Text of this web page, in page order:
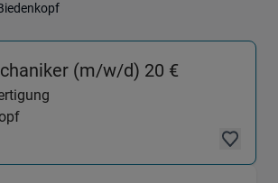
(m/w/d) 20 €